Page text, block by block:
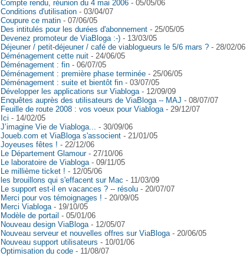
Compte rendu, réunion du 4 mai 2006 - 05/05/06
Conditions d'utilisation - 03/04/07
Coupure ce matin - 07/06/05
Des intitulés pour les durées d'abonnement - 25/05/05
Devenez promoteur de ViaBloga :-) - 13/03/05
Déjeuner / petit-déjeuner / café de viablogueurs le 5/6 mars ? - 28/02/06
Déménagement cette nuit - 24/06/05
Déménagement : fin - 06/07/05
Déménagement : première phase terminée - 25/06/05
Déménagement : suite et bientôt fin - 03/07/05
Développer les applications sur Viabloga- 12/09/09
Enquêtes auprès des utilisateurs de ViaBloga -- MAJ - 08/07/07
Feuille de route 2008 : vos voeux pour Viabloga- 29/12/07
Ici - 14/02/05
J’imagine Vie de Viabloga... - 30/09/06
Joueb.com et ViaBloga s'associent - 21/01/05
Joyeuses fêtes ! - 22/12/06
Le Département Glamour- 27/10/06
Le laboratoire de Viabloga- 09/11/05
Le millième ticket ! - 12/05/06
les brouillons qui s'effacent sur Mac - 11/03/09
Le support est-il en vacances ? -- résolu - 20/07/07
Merci pour vos témoignages ! - 20/09/05
Merci Viabloga- 19/10/05
Modèle de portail - 05/01/06
Nouveau design ViaBloga- 12/05/07
Nouveau serveur et nouvelles offres sur ViaBloga- 20/06/05
Nouveau support utilisateurs - 10/01/06
Optimisation du code - 11/08/07